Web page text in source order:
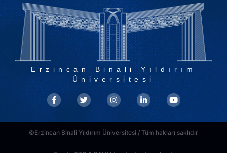
Erzincan Binali Yıldırım
Üniversitesi
©Erzincan Binali Yıldırım Üniversitesi / Tüm hakları saklıdır